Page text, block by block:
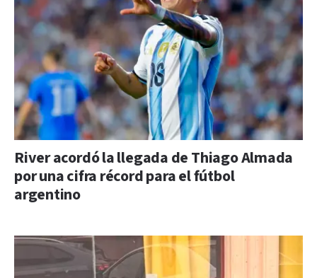
River acordó la llegada de Thiago Almada
por una cifra récord para el fútbol
argentino